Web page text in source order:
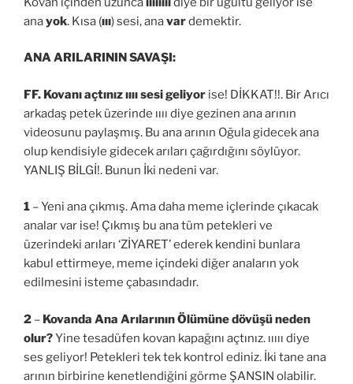
anayok. Kısa (ııı) sesi, anavardemektir.
ANA ARILARININ SAVAŞI:
FF. Kovanı açtınız ıııı sesi geliyor ise! DİKKAT!!. Bir Arıcı
arkadaş petek üzerinde ıııı diye gezinen ana arının
videosunu paylaşmış. Bu ana arının Oğula gidecek ana
olup kendisiyle gidecek arıları çağırdığını söylüyor.
YANLIŞ BİLGİ!. Bunun İki nedeni var.
1 – Yeni ana çıkmış. Ama daha meme içlerinde çıkacak
analar var ise! Çıkmış bu ana tüm petekleri ve
üzerindeki arıları ‘ZİYARET’ ederek kendini bunlara
kabul ettirmeye, meme içindeki diğer anaların yok
edilmesini isteme çabasındadır.
2 – Kovanda Ana Arılarının Ölümüne dövüşü neden
olur?Yine tesadüfen kovan kapağını açtınız. ııııı diye
ses geliyor! Petekleri tek tek kontrol ediniz. İki tane ana
arının birbirine kenetlendiğini görme ŞANSIN olabilir.